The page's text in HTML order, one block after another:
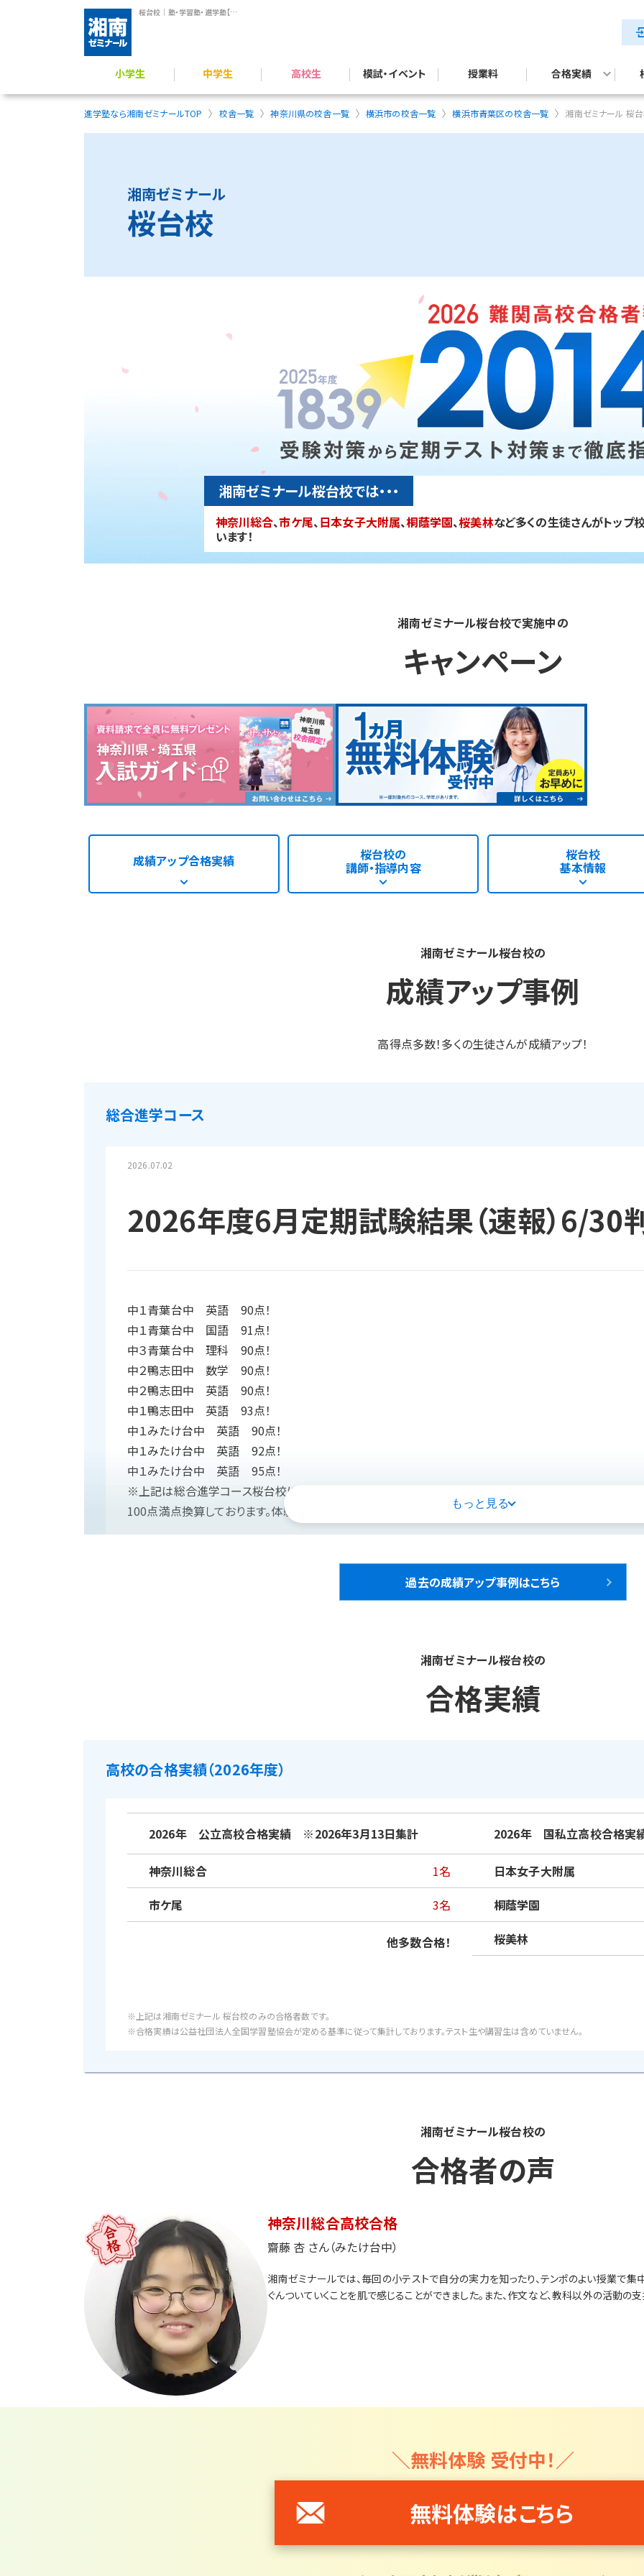
桜台校｜塾・学習塾・進学塾【湘南ゼミナール】
小学生 中学生 高校生 模試・イベント 授業料 合格実績
進学塾なら湘南ゼミナールTOP 校舎一覧 神奈川県の校舎一覧 横浜市の校舎一覧 横浜市青葉区の校舎一覧 湘南ゼミナール 桜
湘南ゼミナール
桜台校
湘南ゼミナール桜台校では・・・
神奈川総合、市ケ尾、日本女子大附属、桐蔭学園、桜美林など多くの生徒さんがトップ
います！
湘南ゼミナール桜台校で実施中の
キャンペーン
成績アップ合格実績 桜台校の
講師・指導内容
桜台校
基本情報
湘南ゼミナール桜台校の
成績アップ事例
高得点多数！多くの生徒さんが成績アップ！
総合進学コース
2026.07.02
2026年度6月定期試験結果（速報）6/30
中１青葉台中 英語 90点！
中１青葉台中 国語 91点！
中３青葉台中 理科 90点！
中２鴨志田中 数学 90点！
中２鴨志田中 英語 90点！
中１鴨志田中 英語 93点！
中１みたけ台中 英語 90点！
中１みたけ台中 英語 92点！
中１みたけ台中 英語 95点！
※上記は総合進学コース桜台校にお通いの生徒さんの結果の一部、また受講科目のみの結果です。
100点満点換算しております。体験生・テスト生・未受講科目は含みません。
もっと見る
過去の成績アップ事例はこちら
湘南ゼミナール桜台校の
合格実績
高校の合格実績（2026年度）
2026年 公立高校合格実績 ※2026年3月13日集計
神奈川総合
1名
市ケ尾
3名
他多数合格！
2026年 国私立高校合格
日本女子大附属
桐蔭学園
桜美林
※上記は湘南ゼミナール 桜台校のみの合格者数です。
※合格実績は公益社団法人全国学習塾協会が定める基準に従って集計しております。テスト生や講習生は含めていません。
湘南ゼミナール桜台校の
合格者の声
神奈川総合高校合格
齋藤 杏 さん（みたけ台中）
湘南ゼミナールでは、毎回の小テストで自分の実力を知ったり、テンポのよい授業で集
ぐんついていくことを肌で感じることができました。また、作文など、教科以外の活動の
＼無料体験 受付中！／
無料体験はこちら